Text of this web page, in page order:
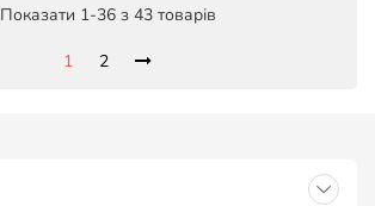
Показати 1-36 з 43 товарів
1 2